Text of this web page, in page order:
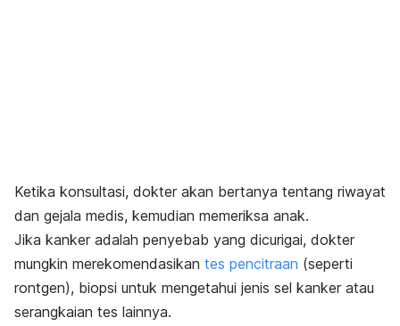
Ketika konsultasi, dokter akan bertanya tentang riwayat
dan gejala medis, kemudian memeriksa anak.
Jika kanker adalah penyebab yang dicurigai, dokter
mungkin merekomendasikan tes pencitraan (seperti
rontgen), biopsi untuk mengetahui jenis sel kanker atau
serangkaian tes lainnya.